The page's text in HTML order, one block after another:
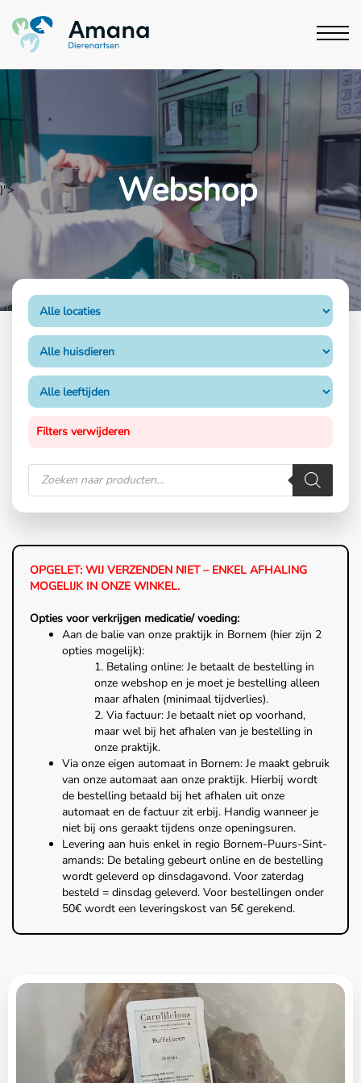
)"> Webshop
Filters verwijderen
OPGELET: WIJ VERZENDEN NIET – ENKEL AFHALING
MOGELIJK IN ONZE WINKEL.
Opties voor verkrijgen medicatie/ voeding:
Aan de balie van onze praktijk in Bornem (hier zijn 2
opties mogelijk):
1. Betaling online: Je betaalt de bestelling in
onze webshop en je moet je bestelling alleen
maar afhalen (minimaal tijdverlies).
2. Via factuur: Je betaalt niet op voorhand,
maar wel bij het afhalen van je bestelling in
onze praktijk.
Via onze eigen automaat in Bornem: Je maakt gebruik
van onze automaat aan onze praktijk. Hierbij wordt
de bestelling betaald bij het afhalen uit onze
automaat en de factuur zit erbij. Handig wanneer je
niet bij ons geraakt tijdens onze openingsuren.
Levering aan huis enkel in regio Bornem-Puurs-Sint-
amands: De betaling gebeurt online en de bestelling
wordt geleverd op dinsdagavond. Voor zaterdag
besteld = dinsdag geleverd. Voor bestellingen onder
50€ wordt een leveringskost van 5€ gerekend.